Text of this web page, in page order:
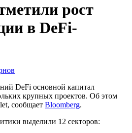
рост
в DeFi-
DeFi основной капитал
крупных проектов. Об этом
сообщает Bloomberg.
выделили 12 секторов: